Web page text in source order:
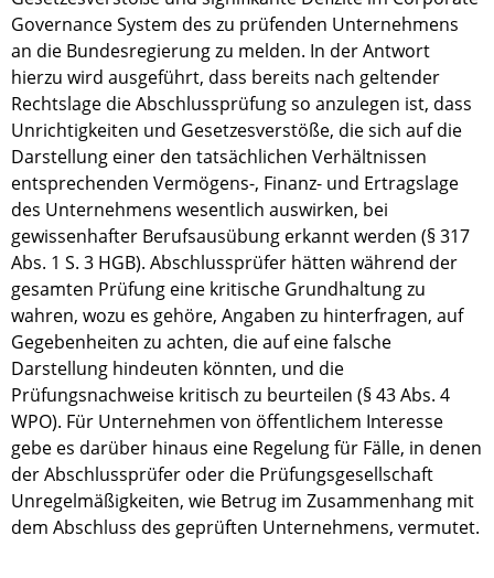
Governance System des zu prüfenden Unternehmens
an die Bundesregierung zu melden. In der Antwort
hierzu wird ausgeführt, dass bereits nach geltender
Rechtslage die Abschlussprüfung so anzulegen ist, dass
Unrichtigkeiten und Gesetzesverstöße, die sich auf die
Darstellung einer den tatsächlichen Verhältnissen
entsprechenden Vermögens-, Finanz- und Ertragslage
des Unternehmens wesentlich auswirken, bei
gewissenhafter Berufsausübung erkannt werden (§ 317
Abs. 1 S. 3 HGB). Abschlussprüfer hätten während der
gesamten Prüfung eine kritische Grundhaltung zu
wahren, wozu es gehöre, Angaben zu hinterfragen, auf
Gegebenheiten zu achten, die auf eine falsche
Darstellung hindeuten könnten, und die
Prüfungsnachweise kritisch zu beurteilen (§ 43 Abs. 4
WPO). Für Unternehmen von öffentlichem Interesse
gebe es darüber hinaus eine Regelung für Fälle, in denen
der Abschlussprüfer oder die Prüfungsgesellschaft
Unregelmäßigkeiten, wie Betrug im Zusammenhang mit
dem Abschluss des geprüften Unternehmens, vermutet.